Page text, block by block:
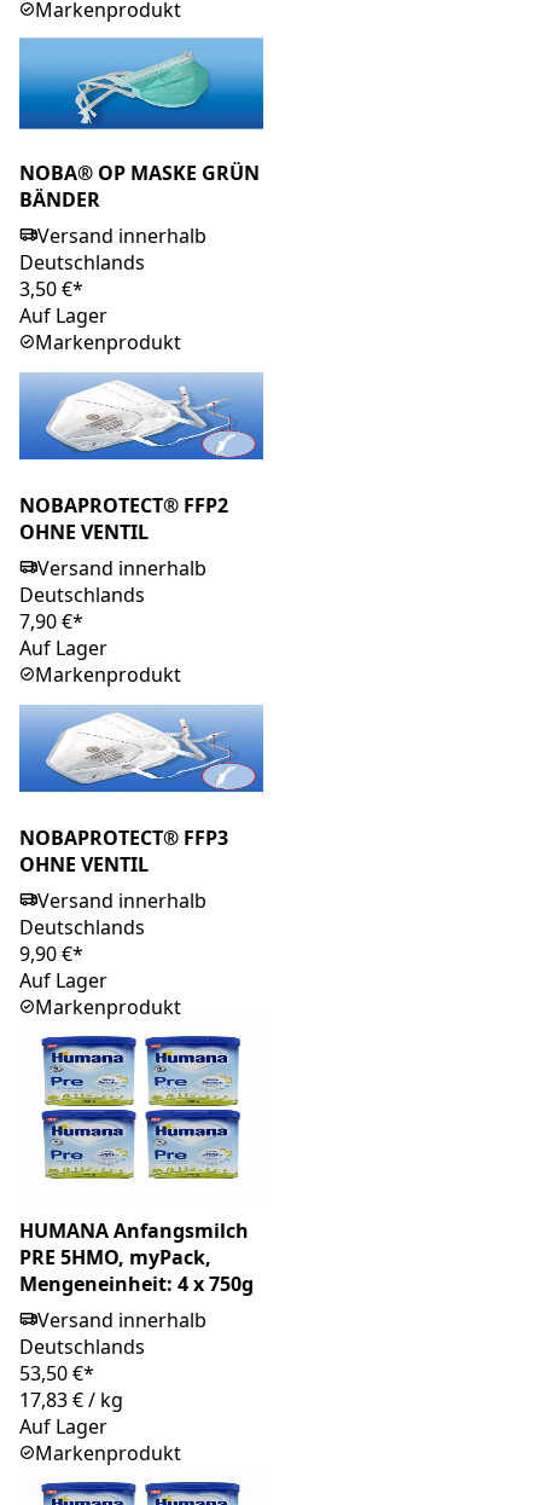
Markenprodukt
NOBA® OP MASKE GRÜN
BÄNDER
Versand innerhalb
Deutschlands
3,50 €*
Auf Lager
Markenprodukt
NOBAPROTECT® FFP2
OHNE VENTIL
Versand innerhalb
Deutschlands
7,90 €*
Auf Lager
Markenprodukt
NOBAPROTECT® FFP3
OHNE VENTIL
Versand innerhalb
Deutschlands
9,90 €*
Auf Lager
Markenprodukt
HUMANA Anfangsmilch
PRE 5HMO, myPack,
Mengeneinheit: 4 x 750g
Versand innerhalb
Deutschlands
53,50 €*
17,83 €/ kg
Auf Lager
Markenprodukt